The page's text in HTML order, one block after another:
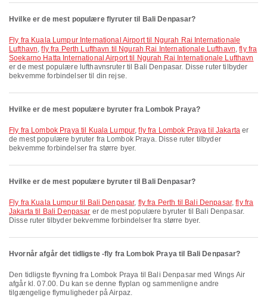
Hvilke er de mest populære flyruter til Bali Denpasar?
fly fra Kuala Lumpur International Airport til Ngurah Rai Internationale
Lufthavn,fly fra Perth Lufthavn til Ngurah Rai Internationale Lufthavn,fly fra
Soekarno Hatta International Airport til Ngurah Rai Internationale Lufthavn
er de mest populære lufthavnsruter til Bali Denpasar. Disse ruter tilbyder
bekvemme forbindelser til din rejse.
Hvilke er de mest populære byruter fra Lombok Praya?
fly fra Lombok Praya til Kuala Lumpur,fly fra Lombok Praya til Jakartaer
de mest populære byruter fra Lombok Praya. Disse ruter tilbyder
bekvemme forbindelser fra større byer.
Hvilke er de mest populære byruter til Bali Denpasar?
fly fra Kuala Lumpur til Bali Denpasar, fly fra Perth til Bali Denpasar,fly fra
Jakarta til Bali Denpasar er de mest populære byruter til Bali Denpasar.
Disse ruter tilbyder bekvemme forbindelser fra større byer.
Hvornår afgår det tidligste -fly fra Lombok Praya til Bali Denpasar?
Den tidligste flyvning fra Lombok Praya til Bali Denpasar med Wings Air
afgår kl. 07.00. Du kan se denne flyplan og sammenligne andre
tilgængelige flymuligheder på Airpaz.